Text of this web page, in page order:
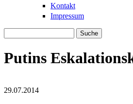
Kontakt
Impressum
Putins
eu-fahne.jpg
29.07.2014